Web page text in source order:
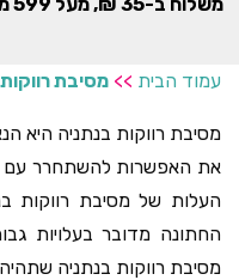
עמוד הבית >> מסיבת
מסיבת רווקות בנתניה היא
את האפשרות להשתחרר עם
העלות של מסיבת רווקות
החתונה מדובר בעלויות
מסיבת רווקות בנתניה